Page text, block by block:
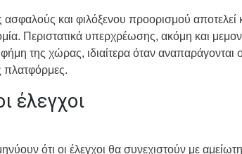
και φιλόξενου προορισμού αποτελεί
Περιστατικά υπερχρέωσης, ακόμη και
της χώρας, ιδιαίτερα όταν αναπαράγονται
πλατφόρμες.
έλεγχοι
ότι οι έλεγχοι θα συνεχιστούν με